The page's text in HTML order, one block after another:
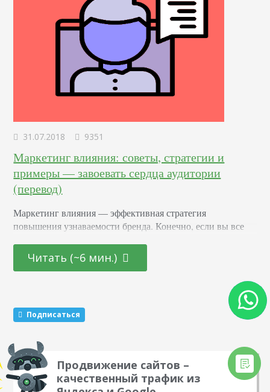
31.07.2018 9351
Маркетинг влияния: советы, стратегии и
примеры — завоевать сердца аудитории
(перевод)
Маркетинг влияния — эффективная стратегия
повышения узнаваемости бренда. Конечно, если вы все
маркетинговые кампании? Как выбирать нужных
влиятельных личностей? Я поделюсь своим опытом в
подписчиков Что заставляет вас считать, что вот этот
человек — эксперт? Наверное, количество его
подписчиков. Это естественно. Если вы видите,…
Читать (~6 мин.)
Подписаться
Продвижение сайтов –
качественный трафик из